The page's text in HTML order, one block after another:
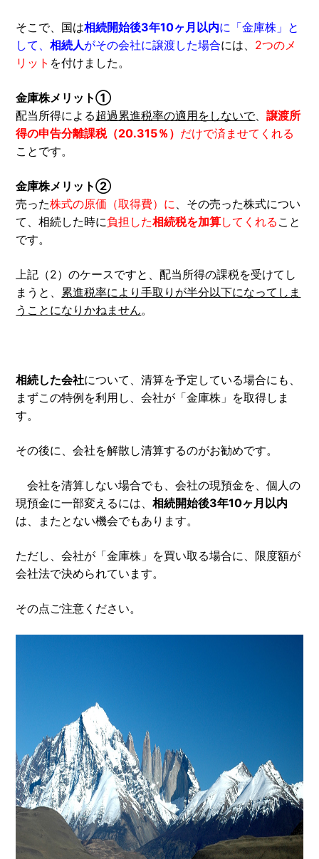
そこで、国は相続開始後3年10ヶ月以内に「金庫株」と
して、相続人がその会社に譲渡した場合には、 2つのメ
リット を付けました。
金庫株メリット①
配当所得による超過累進税率の適用をしないで、譲渡所
得の申告分離課税（20.315％） だけで済ませてくれる
ことです。
金庫株メリット②
売った株式の原価（取得費）に、その売った株式につい
て、相続した時に負担した相続税を加算してくれる こと
です。
上記（2）のケースですと、配当所得の課税を受けてし
まうと、 累進税率により手取りが半分以下になってしま
うことになりかねません。
相続した会社について、清算を予定している場合にも、
まずこの特例を利用し、会社が「金庫株」を取得しま
す。
その後に、会社を解散し清算するのがお勧めです。
会社を清算しない場合でも、会社の現預金を、個人の
現預金に一部変えるには、相続開始後3年10ヶ月以内
は、またとない機会でもあります。
ただし、会社が「金庫株」を買い取る場合に、限度額が
会社法で決められています。
その点ご注意ください。